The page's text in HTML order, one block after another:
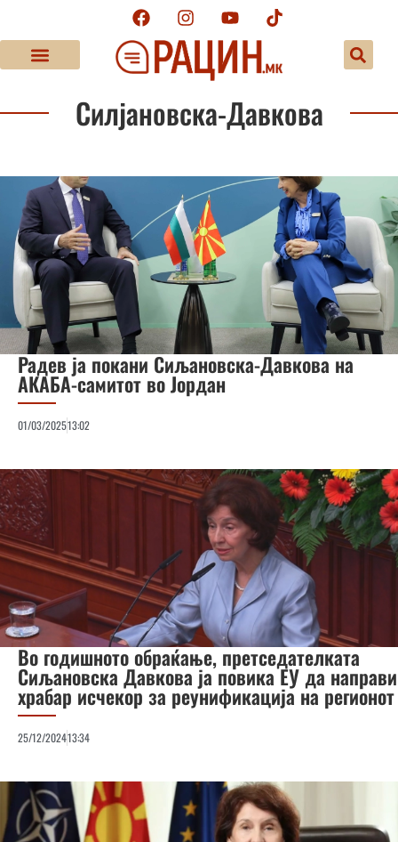
Силјановска-Давкова
Радев ја покани Сиљановска-Давкова на
АКАБА-самитот во Јордан
01/03/202513:02
Во годишното обраќање, претседателката
Сиљановска Давкова ја повика ЕУ да направи
храбар исчекор за реунификација на регионот
25/12/202413:34